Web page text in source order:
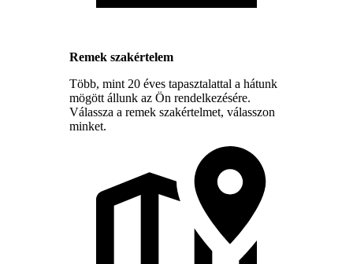
Remek szakértelem
Több, mint 20 éves tapasztalattal a hátunk
mögött állunk az Ön rendelkezésére.
Válassza a remek szakértelmet, válasszon
minket.